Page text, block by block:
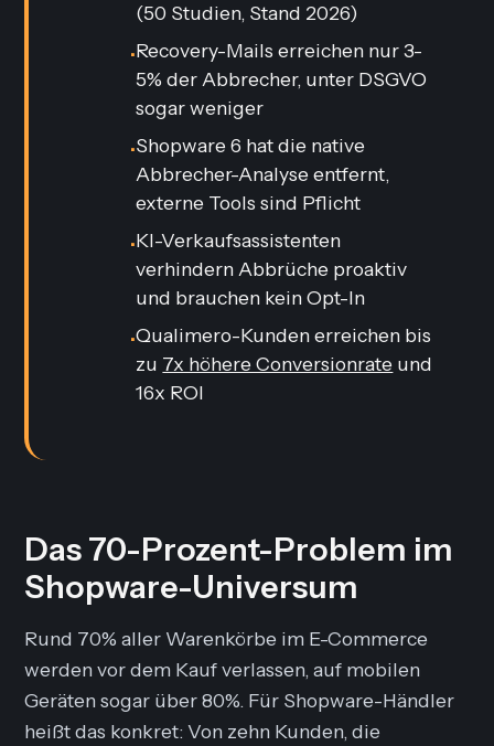
(50 Studien, Stand 2026)
•Recovery-Mails erreichen nur 3-
5% der Abbrecher, unter DSGVO
sogar weniger
•Shopware 6 hat die native
Abbrecher-Analyse entfernt,
externe Tools sind Pflicht
•KI-Verkaufsassistenten
verhindern Abbrüche proaktiv
und brauchen kein Opt-In
•Qualimero-Kunden erreichen bis
zu 7x höhere Conversionrate und
16x ROI
Das 70-Prozent-Problem im
Shopware-Universum
Rund 70% aller Warenkörbe im E-Commerce
werden vor dem Kauf verlassen, auf mobilen
Geräten sogar über 80%. Für Shopware-Händler
heißt das konkret: Von zehn Kunden, die